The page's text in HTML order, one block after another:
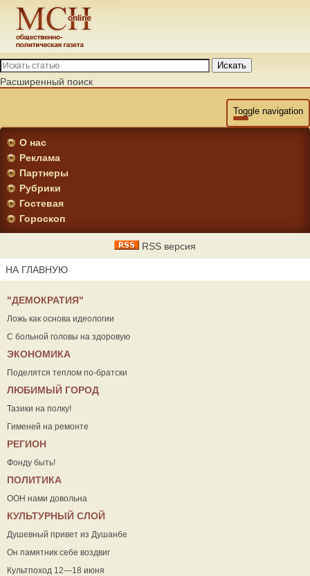
Искать
Расширенный поиск
Toggle navigation
О нас
Реклама
Партнеры
Рубрики
Гостевая
Гороскоп
RSS версия
НА ГЛАВНУЮ
"ДЕМОКРАТИЯ"
Ложь как основа идеологии
С больной головы на здоровую
ЭКОНОМИКА
Поделятся теплом по-братски
ЛЮБИМЫЙ ГОРОД
Тазики на полку!
Гименей на ремонте
РЕГИОН
Фонду быть!
ПОЛИТИКА
ООН нами довольна
КУЛЬТУРНЫЙ СЛОЙ
Душевный привет из Душанбе
Он памятник себе воздвиг
Культпоход 12—18 июня